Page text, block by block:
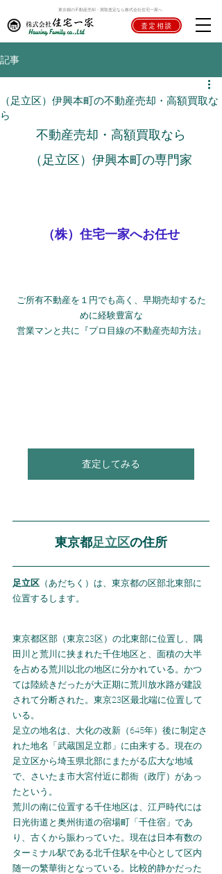
東京都の不動産売却・買取査定なら株式会社住宅一家へ
査定相談
記事
（足立区）伊興本町の不動産売却・高額買取な
ら
不動産売却・高額買取なら
（足立区）伊興本町の専門家
（株）住宅一家へお任せ
ご所有不動産を１円でも高く、早期売却するた
めに経験豊富な
営業マンと共に『プロ目線の不動産売却方法』
査定してみる
東京都足立区の住所
足立区 （あだちく）は、東京都の区部北東部に
位置するします。
東京都区部（東京23区）の北東部に位置し、隅
田川と荒川に挟まれた千住地区と、面積の大半
を占める荒川以北の地区に分かれている。かつ
ては陸続きだったが大正期に荒川放水路が建設
されて分断された。東京23区最北端に位置して
いる。
足立の地名は、大化の改新（645年）後に制定さ
れた地名「武蔵国足立郡」に由来する。現在の
足立区から埼玉県北部にまたがる広大な地域
で、さいたま市大宮付近に郡衙（政庁）があっ
たという。
荒川の南に位置する千住地区は、江戸時代には
日光街道と奥州街道の宿場町「千住宿」であ
り、古くから賑わっていた。現在は日本有数の
ターミナル駅である北千住駅を中心として区内
随一の繁華街となっている。比較的静かだった